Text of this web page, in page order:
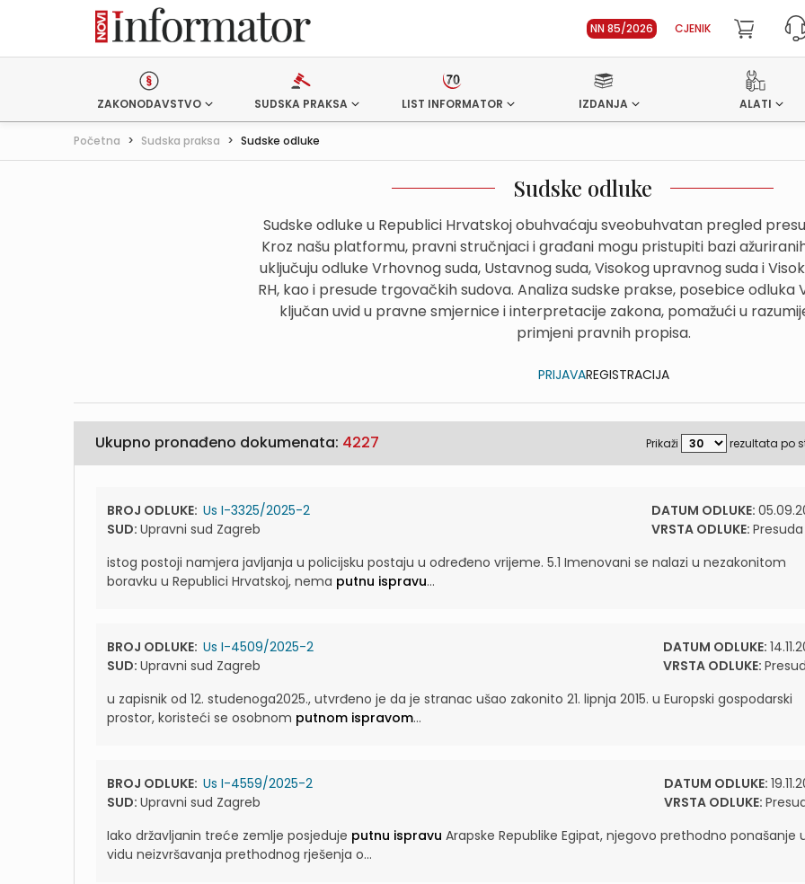
NN 85/2026 CJENIK
ZAKONODAVSTVO SUDSKA PRAKSA LIST INFORMATOR IZDANJA ALATI
Početna > Sudska praksa > Sudske odluke
Sudske odluke
Sudske odluke u Republici Hrvatskoj obuhvaćaju sveobuhvatan pregled
Kroz našu platformu, pravni stručnjaci i građani mogu pristupiti bazi
uključuju odluke Vrhovnog suda, Ustavnog suda, Visokog upravnog suda i
RH, kao i presude trgovačkih sudova. Analiza sudske prakse, posebice odluka
ključan uvid u pravne smjernice i interpretacije zakona, pomažući u
primjeni pravnih propisa.
PRIJAVAREGISTRACIJA
Ukupno pronađeno dokumenata: 4227 Prikaži rezultata po
BROJ ODLUKE: Us I-3325/2025-2
SUD: Upravni sud Zagreb
DATUM ODLUKE:
VRSTA ODLUKE: Presuda
istog postoji namjera javljanja u policijsku postaju u određeno vrijeme. 5.1 Imenovani se nalazi u nezakonitom
boravku u Republici Hrvatskoj, nema putnu ispravu...
BROJ ODLUKE: Us I-4509/2025-2
SUD: Upravni sud Zagreb
DATUM ODLUKE:
VRSTA ODLUKE:
u zapisnik od 12. studenoga2025., utvrđeno je da je stranac ušao zakonito 21. lipnja 2015. u Europski gospodarski
prostor, koristeći se osobnom putnom ispravom...
BROJ ODLUKE: Us I-4559/2025-2
SUD: Upravni sud Zagreb
DATUM ODLUKE:
VRSTA ODLUKE:
Iako državljanin treće zemlje posjeduje putnu ispravu Arapske Republike Egipat, njegovo prethodno ponašanje
vidu neizvršavanja prethodnog rješenja o...